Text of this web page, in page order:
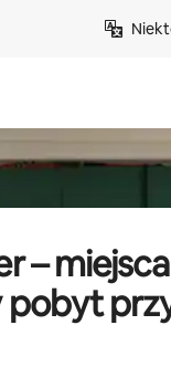
– miejsca
pobyt